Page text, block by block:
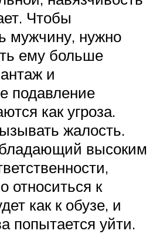
Чтобы
мужчину, нужно
ему больше
и
подавление
как угроза.
жалость.
высоким
относиться к
как к обузе, и
попытается уйти.